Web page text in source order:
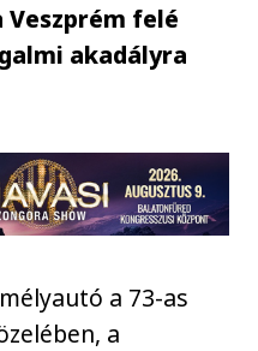
Veszprém felé
akadályra
a 73-as
a